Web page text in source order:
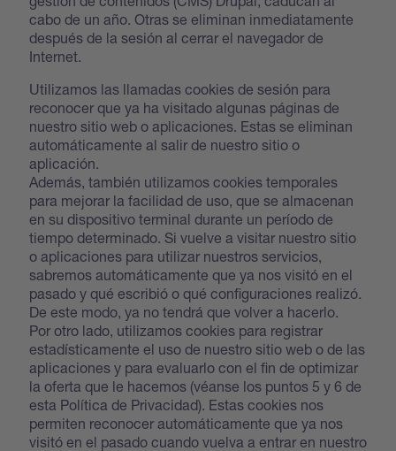
cabo de un año. Otras se eliminan inmediatamente
después de la sesión al cerrar el navegador de
Internet.
Utilizamos las llamadas cookies de sesión para
reconocer que ya ha visitado algunas páginas de
nuestro sitio web o aplicaciones. Estas se eliminan
automáticamente al salir de nuestro sitio o
aplicación.
Además, también utilizamos cookies temporales
para mejorar la facilidad de uso, que se almacenan
en su dispositivo terminal durante un período de
tiempo determinado. Si vuelve a visitar nuestro sitio
o aplicaciones para utilizar nuestros servicios,
sabremos automáticamente que ya nos visitó en el
pasado y qué escribió o qué configuraciones realizó.
De este modo, ya no tendrá que volver a hacerlo.
Por otro lado, utilizamos cookies para registrar
estadísticamente el uso de nuestro sitio web o de las
aplicaciones y para evaluarlo con el fin de optimizar
la oferta que le hacemos (véanse los puntos 5 y 6 de
esta Política de Privacidad). Estas cookies nos
permiten reconocer automáticamente que ya nos
visitó en el pasado cuando vuelva a entrar en nuestro